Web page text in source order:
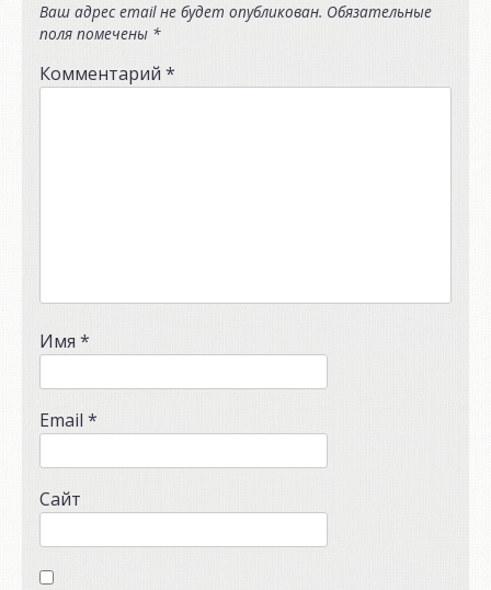
Ваш адрес email не будет опубликован. Обязательные
поля помечены *
Комментарий *
Имя *
Email *
Сайт